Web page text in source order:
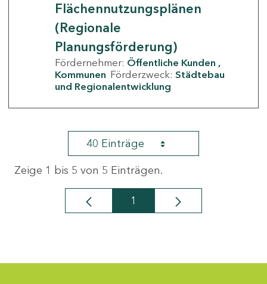
Flächennutzungsplänen
(Regionale
Planungsförderung)
Fördernehmer: Öffentliche Kunden
Kommunen Förderzweck: Städtebau
und Regionalentwicklung
40 Einträge
Zeige 1 bis 5 von 5 Einträgen.
Seite
1